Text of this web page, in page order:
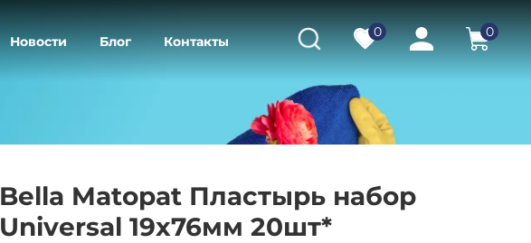
Новости Блог Контакты
0 0
Bella Matopat Пластырь набор
Universal 19х76мм 20шт*